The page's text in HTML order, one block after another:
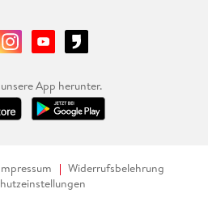
App herunter.
Widerrufsbelehrung